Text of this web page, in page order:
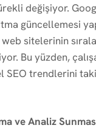
değişiyor.
güncellemesi
sitelerinin
Bu yüzden,
SEO trendlerini
ve Analiz